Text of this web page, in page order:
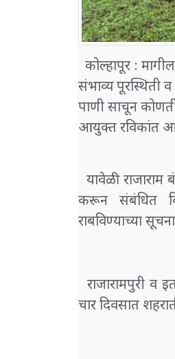
कोल्हापूर :
संभाव्य पूरस्थिती व
पाणी साचून
आयुक्त रविकांत
यावेळी
करून संबंधित
राबविण्याच्या
राजारामपुरी व
चार दिवसात